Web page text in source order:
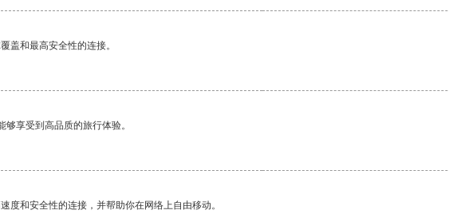
盖和最高安全性的连接。
享受到高品质的旅行体验。
度和安全性的连接，并帮助你在网络上自由移动。